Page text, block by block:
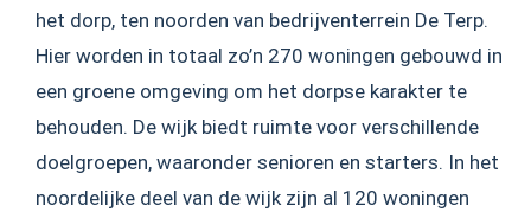
het dorp, ten noorden van bedrijventerrein De Terp.
Hier worden in totaal zo’n 270 woningen gebouwd in
een groene omgeving om het dorpse karakter te
behouden. De wijk biedt ruimte voor verschillende
doelgroepen, waaronder senioren en starters. In het
noordelijke deel van de wijk zijn al 120 woningen